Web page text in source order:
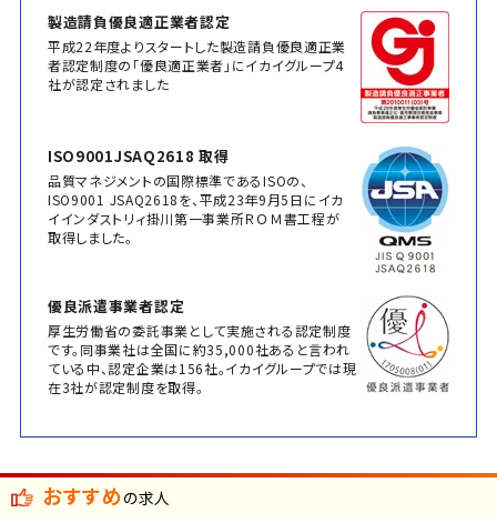
製造請負優良適正業者認定
平成22年度よりスタートした製造請負優良適正業
者認定制度の「優良適正業者」にイカイグループ4
社が認定されました
ISO9001JSAQ2618 取得
品質マネジメントの国際標準であるISOの、
ISO9001 JSAQ2618を、平成23年9月5日にイカ
イインダストリィ掛川第一事業所ＲＯＭ書工程が
取得しました。
優良派遣事業者認定
厚生労働省の委託事業として実施される認定制度
です。同事業社は全国に約35,000社あると言われ
ている中、認定企業は156社。イカイグループでは現
在3社が認定制度を取得。
おすすめの求人